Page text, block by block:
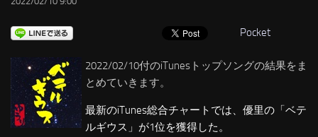
Pocket
2022/02/10付のiTunesトップソングの結果をま
とめていきます。
最新のiTunes総合チャートでは、優里の「ベテ
ルギウス」が1位を獲得した。